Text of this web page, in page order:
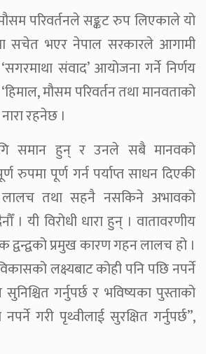
परिवर्तनले सङ्कट रुप लिएकाले यो
सचेत भएर नेपाल सरकारले आगामी
‘सगरमाथा संवाद’ आयोजना गर्ने निर्णय
मौसम परिवर्तन तथा मानवताको
रहनेछ ।
समान हुन् र उनले सबै मानवको
पूर्ण गर्न पर्याप्त साधन दिएकी
तथा सहनै नसकिने अभावको
। यी विरोधी धारा हुन् । वातावरणीय
द्वन्द्वको प्रमुख कारण गहन लालच हो ।
लक्ष्यबाट कोही पनि पछि नपर्ने
गर्नुपर्छ र भविष्यका पुस्ताको
गरी पृथ्वीलाई सुरक्षित गर्नुपर्छ’’,